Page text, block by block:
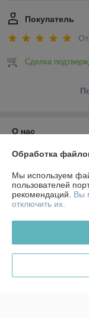
Покупатель
Сделка
О нас
Контакты
Доставка и
Полная версия
Политика
Обработка
Мы используем
пользователей
рекомендаций. Вы
отключить их.